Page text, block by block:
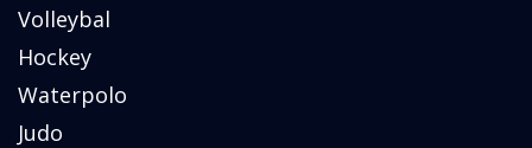
Volleybal
Hockey
Waterpolo
Judo